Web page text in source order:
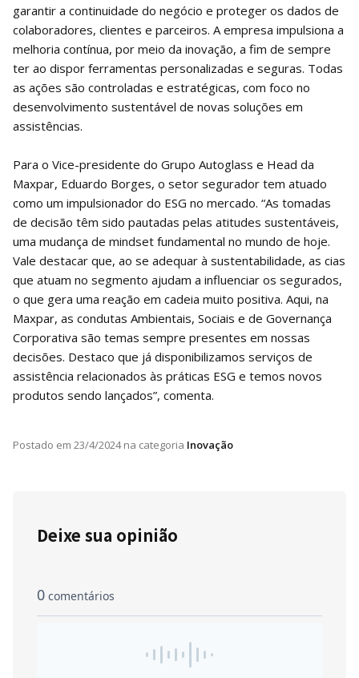
garantir a continuidade do negócio e proteger os dados de
colaboradores, clientes e parceiros. A empresa impulsiona a
melhoria contínua, por meio da inovação, a fim de sempre
ter ao dispor ferramentas personalizadas e seguras. Todas
as ações são controladas e estratégicas, com foco no
desenvolvimento sustentável de novas soluções em
assistências.
Para o Vice-presidente do Grupo Autoglass e Head da
Maxpar, Eduardo Borges, o setor segurador tem atuado
como um impulsionador do ESG no mercado. “As tomadas
de decisão têm sido pautadas pelas atitudes sustentáveis,
uma mudança de mindset fundamental no mundo de hoje.
Vale destacar que, ao se adequar à sustentabilidade, as cias
que atuam no segmento ajudam a influenciar os segurados,
o que gera uma reação em cadeia muito positiva. Aqui, na
Maxpar, as condutas Ambientais, Sociais e de Governança
Corporativa são temas sempre presentes em nossas
decisões. Destaco que já disponibilizamos serviços de
assistência relacionados às práticas ESG e temos novos
produtos sendo lançados”, comenta.
Postado em 23/4/2024na categoria Inovação
Deixe sua opinião